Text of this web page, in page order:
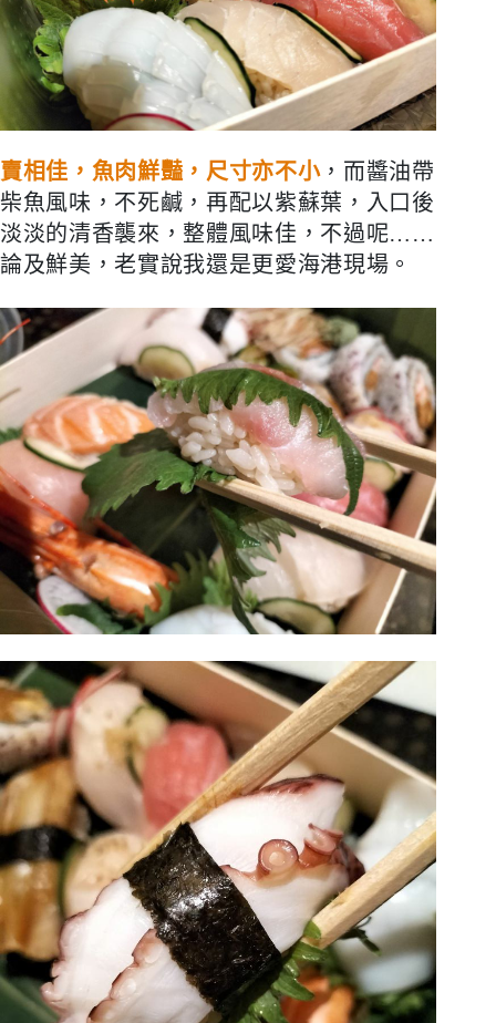
賣相佳，魚肉鮮豔，尺寸亦不小，而醬油帶
柴魚風味，不死鹹，再配以紫蘇葉，入口後
淡淡的清香襲來，整體風味佳，不過呢……
論及鮮美，老實說我還是更愛海港現場。